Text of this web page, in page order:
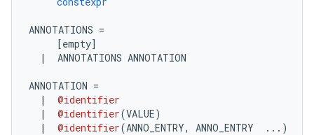
ANNOTATIONS =
[empty]
|
ANNOTATIONS ANNOTATION
ANNOTATION =
|
@identifier
|
@identifier(VALUE)
|
@identifier(ANNO_ENTRY, ANNO_ENTRY ...)